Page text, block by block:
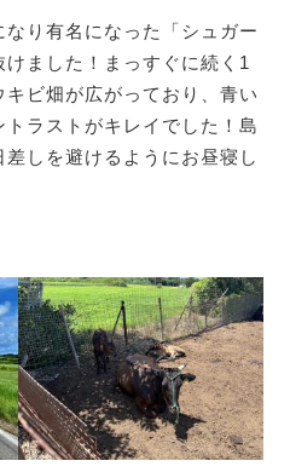
なり有名になった「シュガー
ました！まっすぐに続く1
ビ畑が広がっており、青い
ラストがキレイでした！島
しを避けるようにお昼寝し